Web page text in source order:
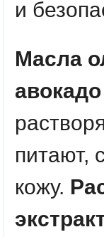
и
Масла
питают,
кожу.